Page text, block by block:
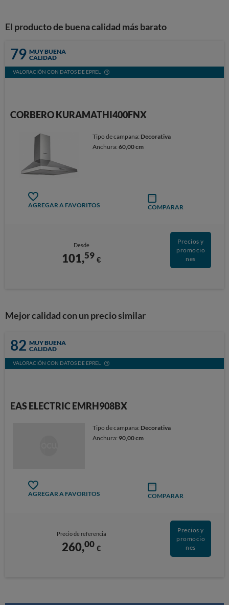
El producto de buena calidad más barato
79 MUY BUENA
CALIDAD
VALORACIÓN CON DATOS DE EPREL
CORBERO KURAMATHI400FNX
Tipo de campana: Decorativa
Anchura:60,00 cm
AGREGAR A FAVORITOS COMPARAR
Desde
101,59 €
Precios y
promocio
nes
Mejor calidad con un precio similar
82 MUY BUENA
CALIDAD
VALORACIÓN CON DATOS DE EPREL
EAS ELECTRIC EMRH908BX
Tipo de campana: Decorativa
Anchura: 90,00 cm
AGREGAR A FAVORITOS COMPARAR
Precio de referencia
260,00 €
Precios y
promocio
nes